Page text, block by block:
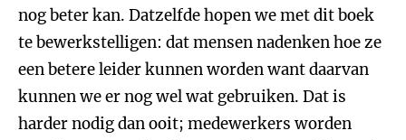
nog beter kan. Datzelfde hopen we met dit boek
te bewerkstelligen: dat mensen nadenken hoe ze
een betere leider kunnen worden want daarvan
kunnen we er nog wel wat gebruiken. Dat is
harder nodig dan ooit; medewerkers worden